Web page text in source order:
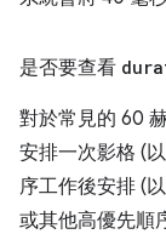
是否要查看
對於常見的 60
安排一次影格 (
序工作後安排 (
或其他高優先順